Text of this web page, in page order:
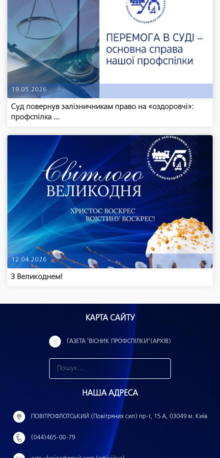
19.05.2026
Суд повернув залізничникам право на «оздоровчі»:
профспілка ...
12.04.2026
З Великоднем!
КАРТА САЙТУ
ГАЗЕТА "ВІСНИК ПРОФСПІЛКИ"(АРХІВ)
н
й
НАША АДРЕСА
ПОВІТРОФЛОТСЬКИЙ (Повітряних сил) пр-т, 15 А, 03049 м. Київ
(044)465-00-79